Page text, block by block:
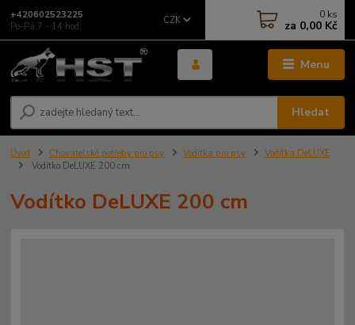
Menu
CZK
Hledat
+420602523225
Po-Pá 7 - 14 hod.
0 ks
za 0,00 Kč
Úvod Chovatelské potřeby pro psy Vodítka pro psy
Vodítka DeLUXE
Vodítko DeLUXE 200 cm
Vodítko DeLUXE 200 cm